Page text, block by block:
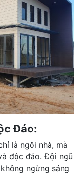
Đáo:
là ngôi nhà, mà
độc đáo. Đội ngũ
ngừng sáng